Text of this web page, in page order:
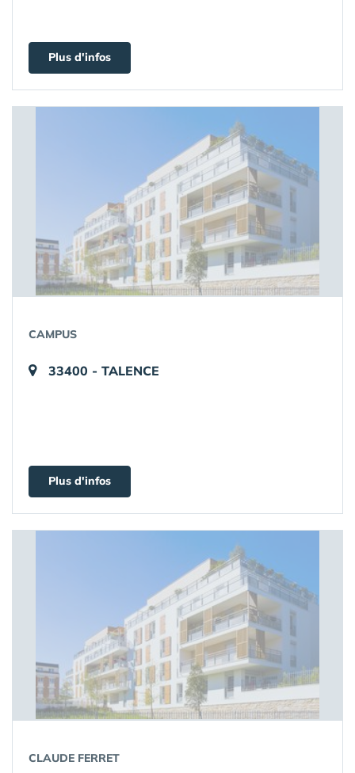
Plus d'infos
CAMPUS
33400 - TALENCE
Plus d'infos
CLAUDE FERRET